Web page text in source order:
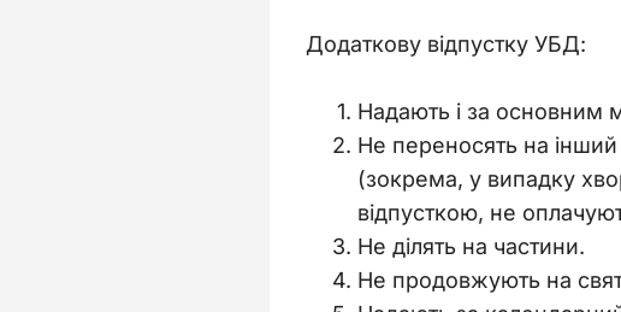
Додаткову відпустку УБД:
Надають і за основним
Не переносять на
(зокрема, у випадку
відпусткою, не
Не ділять на частини.
Не продовжують на